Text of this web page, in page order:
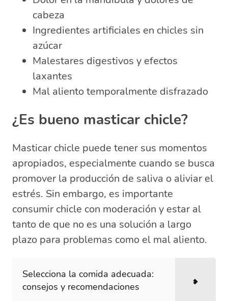
cabeza
Ingredientes artificiales en chicles sin
azúcar
Malestares digestivos y efectos
laxantes
Mal aliento temporalmente disfrazado
¿Es bueno masticar chicle?
Masticar chicle puede tener sus momentos
apropiados, especialmente cuando se busca
promover la producción de saliva o aliviar el
estrés. Sin embargo, es importante
consumir chicle con moderación y estar al
tanto de que no es una solución a largo
plazo para problemas como el mal aliento.
Selecciona la comida adecuada:
consejos y recomendaciones